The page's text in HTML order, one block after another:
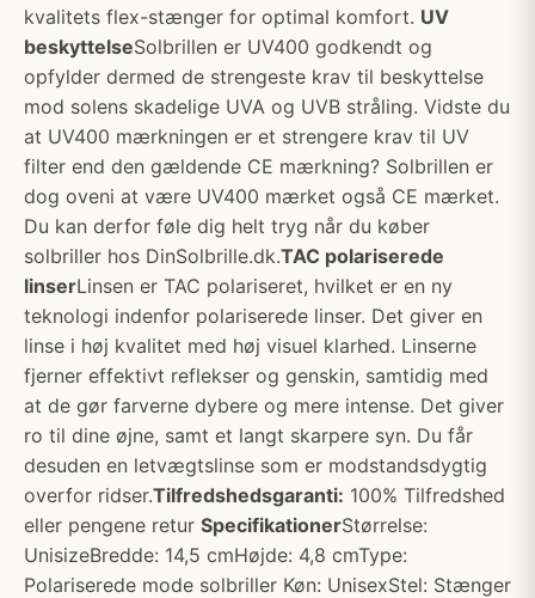
kvalitets flex-stænger for optimal komfort. UV
beskyttelseSolbrillen er UV400 godkendt og
opfylder dermed de strengeste krav til beskyttelse
mod solens skadelige UVA og UVB stråling. Vidste du
at UV400 mærkningen er et strengere krav til UV
filter end den gældende CE mærkning? Solbrillen er
dog oveni at være UV400 mærket også CE mærket.
Du kan derfor føle dig helt tryg når du køber
solbriller hos DinSolbrille.dk.TAC polariserede
linserLinsen er TAC polariseret, hvilket er en ny
teknologi indenfor polariserede linser. Det giver en
linse i høj kvalitet med høj visuel klarhed. Linserne
fjerner effektivt reflekser og genskin, samtidig med
at de gør farverne dybere og mere intense. Det giver
ro til dine øjne, samt et langt skarpere syn. Du får
desuden en letvægtslinse som er modstandsdygtig
overfor ridser.Tilfredshedsgaranti: 100% Tilfredshed
eller pengene retur SpecifikationerStørrelse:
UnisizeBredde: 14,5 cmHøjde: 4,8 cmType:
Polariserede mode solbriller Køn: UnisexStel: Stænger